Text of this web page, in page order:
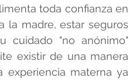
toda confianza en
la madre, estar seguros
"no anónimo"
existir de una manera
experiencia materna ya